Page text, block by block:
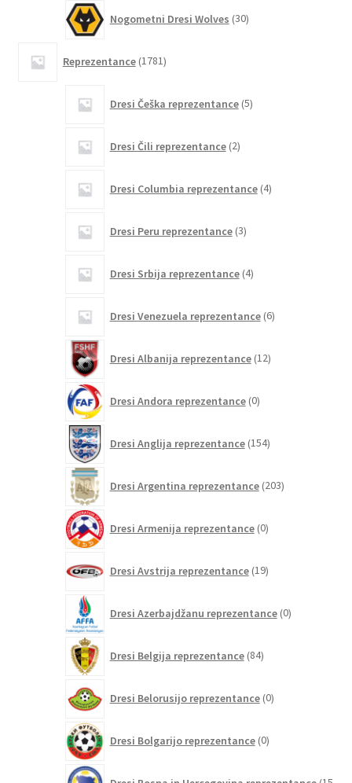
Nogometni Dresi Wolves 30izdelkov
Reprezentance 1781izdelkov
Dresi Češka reprezentance 5izdelkov
Dresi Čili reprezentance 2izdelka
Dresi Columbia reprezentance 4izdelki
Dresi Peru reprezentance 3izdelki
Dresi Srbija reprezentance 4izdelki
Dresi Venezuela reprezentance 6izdelkov
Dresi Albanija reprezentance 12izdelkov
Dresi Andora reprezentance 0izdelkov
Dresi Anglija reprezentance 154izdelkov
Dresi Argentina reprezentance 203izdelki
Dresi Armenija reprezentance 0izdelkov
Dresi Avstrija reprezentance 19izdelkov
Dresi Azerbajdžanu reprezentance 0izdelkov
Dresi Belgija reprezentance 84izdelkov
Dresi Belorusijo reprezentance 0izdelkov
Dresi Bolgarijo reprezentance 0izdelkov